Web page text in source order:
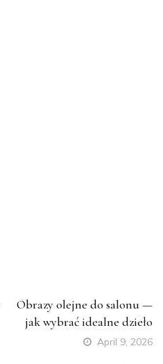
Obrazy olejne do salonu —
jak wybrać idealne dzieło
April 9, 2026